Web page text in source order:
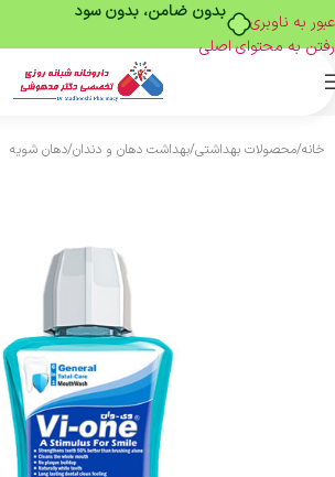
بدون ضامن، بدون سود
عبور به ناوبری
رفتن به محتوای اصلی
خانه/محصولات بهداشتی/بهداشت دهان و دندان/دهان شویه